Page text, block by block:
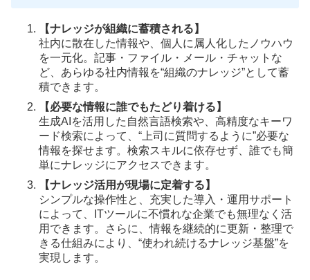
【ナレッジが組織に蓄積される】
社内に散在した情報や、個人に属人化したノウハウ
を一元化。記事・ファイル・メール・チャットな
ど、あらゆる社内情報を“組織のナレッジ”として蓄
積できます。
【必要な情報に誰でもたどり着ける】
生成AIを活用した自然言語検索や、高精度なキーワ
ード検索によって、“上司に質問するように”必要な
情報を探せます。検索スキルに依存せず、誰でも簡
単にナレッジにアクセスできます。
【ナレッジ活用が現場に定着する】
シンプルな操作性と、充実した導入・運用サポート
によって、ITツールに不慣れな企業でも無理なく活
用できます。さらに、情報を継続的に更新・整理で
きる仕組みにより、“使われ続けるナレッジ基盤”を
実現します。